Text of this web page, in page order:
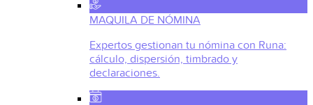
MAQUILA DE NÓMINA
Expertos gestionan tu nómina con Runa:
cálculo, dispersión, timbrado y
declaraciones.